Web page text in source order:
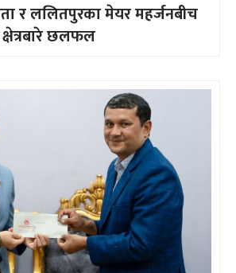
र ललितपुरका मेयर महर्जनबीच
छलफल